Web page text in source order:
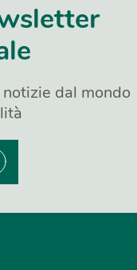
dal mondo